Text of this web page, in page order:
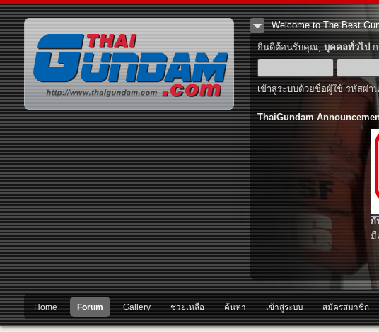
Welcome to The Best
ยินดีต้อนรับคุณ, บุคคลทั่วไปก
เข้าสู่ระบบด้วยชื่อผู้ใช้ รหัสผ่า
ThaiGundam
กั
มื
Home Forum Gallery ช่วยเหลือ ค้นหา เข้าสู่ระบบ สมัครสมาชิก